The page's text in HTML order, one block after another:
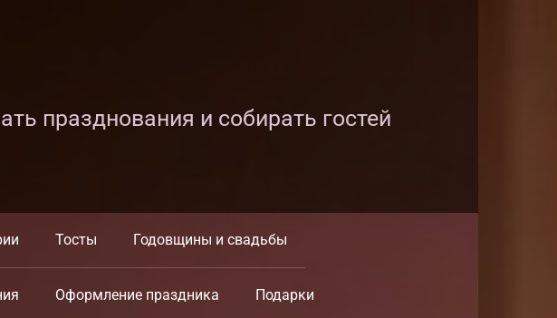
празднования и собирать гостей
Тосты Годовщины и свадьбы
Оформление праздника Подарки